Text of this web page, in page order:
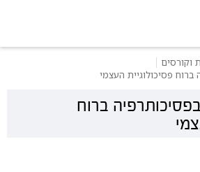
וקורסים
פסיכולוגיית העצמי
ברוח